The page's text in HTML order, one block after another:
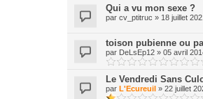
Qui a vu mon sexe ?
par cv_ptitruc » 18 juillet
toison pubienne ou
par DeLsEp12 » 05 avril
Le Vendredi Sans
par L'Ecureuil » 22 juillet